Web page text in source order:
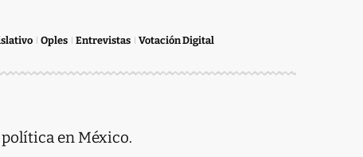
Oples Entrevistas Votación Digital
en México.